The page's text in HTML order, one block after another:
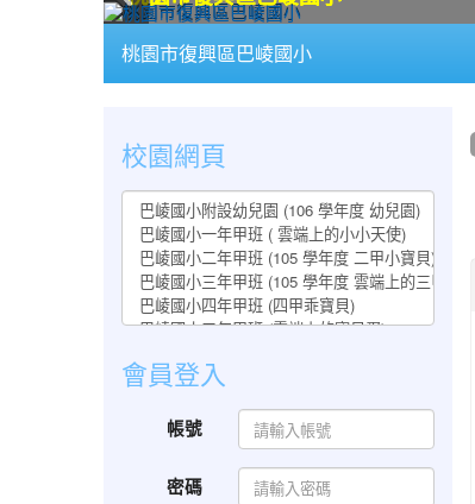
桃園市復興區巴崚國小
校園網頁
會員登入
帳號
密碼